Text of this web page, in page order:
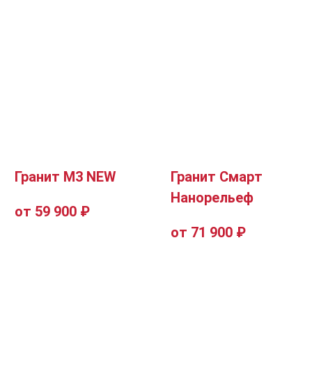
Гранит М3 NEW
от 59 900 ₽
Гранит Смарт
Нанорельеф
от 71 900 ₽